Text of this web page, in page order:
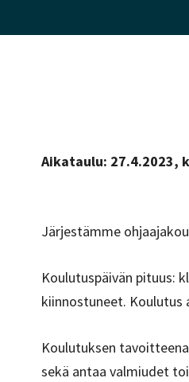
Aikataulu: 27.4.2023,
Järjestämme
Koulutuspäivän pituus:
kiinnostuneet.
Koulutuksen
sekä antaa valmiudet